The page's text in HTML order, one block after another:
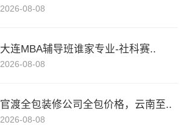
2026-08-08
大连MBA辅导班谁家专业-社科赛..
2026-08-08
官渡全包装修公司全包价格，云南至..
2026-08-08